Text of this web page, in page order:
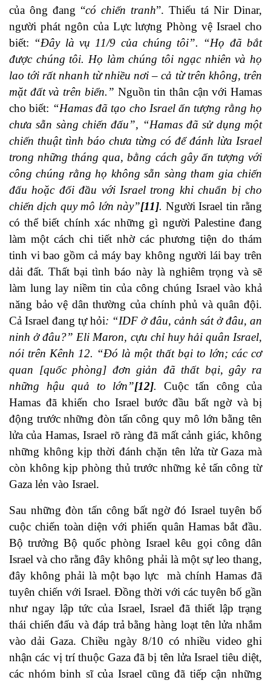
của ông đang “có chiến tranh”. Thiếu tá Nir Dinar,
người phát ngôn của Lực lượng Phòng vệ Israel cho
biết: “Đây là vụ 11/9 của chúng tôi”. “Họ đã bắt
được chúng tôi. Họ làm chúng tôi ngạc nhiên và họ
lao tới rất nhanh từ nhiều nơi – cả từ trên không, trên
mặt đất và trên biển.” Nguồn tin thân cận với Hamas
cho biết: “Hamas đã tạo cho Israel ấn tượng rằng họ
chưa sẵn sàng chiến đấu”, “Hamas đã sử dụng một
chiến thuật tình báo chưa từng có để đánh lừa Israel
trong những tháng qua, bằng cách gây ấn tượng với
công chúng rằng họ không sẵn sàng tham gia chiến
đấu hoặc đối đầu với Israel trong khi chuẩn bị cho
chiến dịch quy mô lớn này”[11]. Người Israel tin rằng
có thể biết chính xác những gì người Palestine đang
làm một cách chi tiết nhờ các phương tiện do thám
tinh vi bao gồm cả máy bay không người lái bay trên
dải đất.Thất bại tình báo này là nghiêm trọng và sẽ
làm lung lay niềm tin của công chúng Israel vào khả
năng bảo vệ dân thường của chính phủ và quân đội.
Cả Israel đang tự hỏi: “IDF ở đâu, cảnh sát ở đâu, an
ninh ở đâu?” Eli Maron, cựu chỉ huy hải quân Israel,
nói trên Kênh 12. “Đó là một thất bại to lớn; các cơ
quan [quốc phòng] đơn giản đã thất bại, gây ra
những hậu quả to lớn”[12]. Cuộc tấn công của
Hamas đã khiến cho Israel bước đầu bất ngờ và bị
động trước những đòn tấn công quy mô lớn bằng tên
lửa của Hamas, Israel rõ ràng đã mất cảnh giác, không
những không kịp thời đánh chặn tên lửa từ Gaza mà
còn không kịp phòng thủ trước những kẻ tấn công từ
Gaza lẻn vào Israel.
Sau những đòn tấn công bất ngờ đó Israel tuyên bố
cuộc chiến toàn diện với phiến quân Hamas bắt đầu.
Bộ trưởng Bộ quốc phòng Israel kêu gọi công dân
Israel và cho rằng đây không phải là một sự leo thang,
đây không phải là một bạo lực mà chính Hamas đã
tuyên chiến với Israel. Đồng thời với các tuyên bố gần
như ngay lập tức của Israel, Israel đã thiết lập trạng
thái chiến đấu và đáp trả bằng hàng loạt tên lửa nhắm
vào dải Gaza. Chiều ngày 8/10 có nhiều video ghi
nhận các vị trí thuộc Gaza đã bị tên lửa Israel tiêu diệt,
các nhóm binh sĩ của Israel cũng đã tiếp cận những